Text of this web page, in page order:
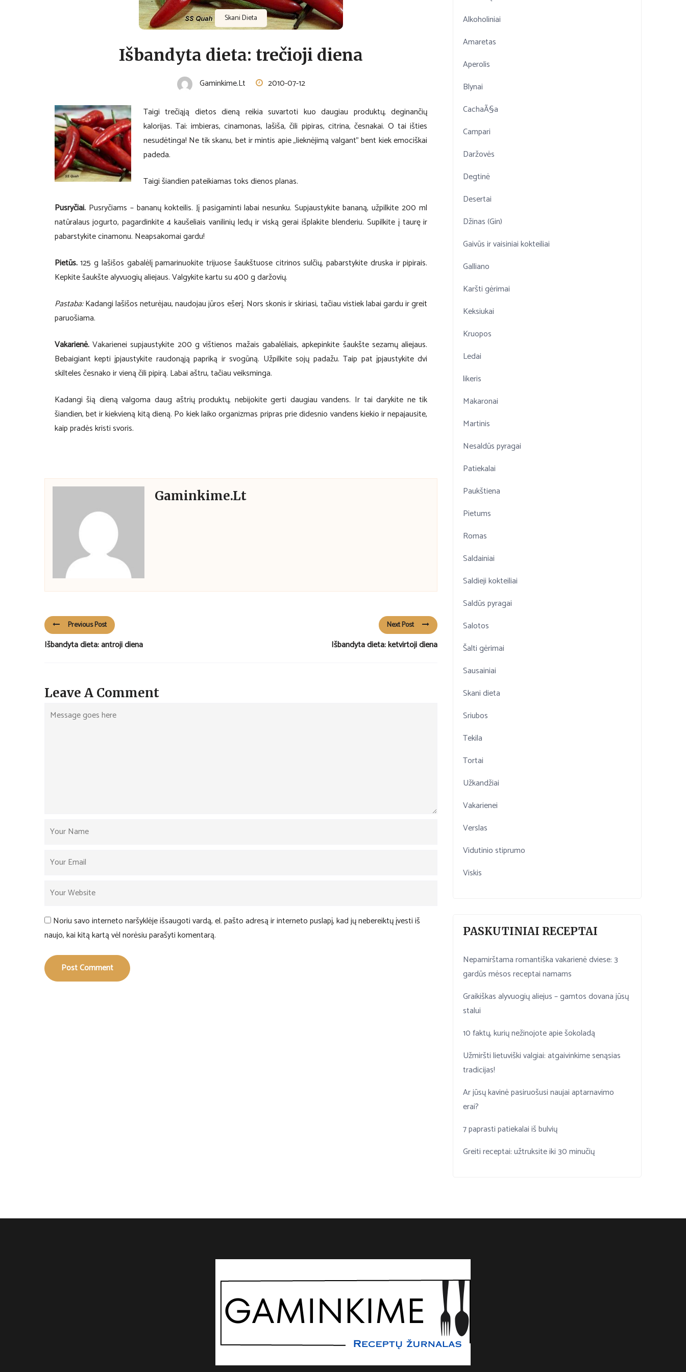
Skani Dieta
Išbandyta dieta: trečioji diena
Gaminkime.lt 2010-07-12
Taigi trečiąją dietos dieną reikia suvartoti kuo daugiau produktų, deginančių
kalorijas. Tai: imbieras, cinamonas, lašiša, čili pipiras, citrina, česnakai. O tai išties
nesudėtinga! Ne tik skanu, bet ir mintis apie „lieknėjimą valgant” bent kiek emociškai
padeda.
Taigi šiandien pateikiamas toks dienos planas.
Pusryčiai.Pusryčiams – bananų kokteilis. Jį pasigaminti labai nesunku. Supjaustykite bananą, užpilkite 200 ml
natūralaus jogurto, pagardinkite 4 kaušeliais vanilinių ledų ir viską gerai išplakite blenderiu. Supilkite į taurę ir
pabarstykite cinamonu. Neapsakomai gardu!
Pietūs.125 g lašišos gabalėlį pamarinuokite trijuose šaukštuose citrinos sulčių, pabarstykite druska ir pipirais.
Kepkite šaukšte alyvuogių aliejaus. Valgykite kartu su 400 g daržovių.
Pastaba:Kadangi lašišos neturėjau, naudojau jūros ešerį. Nors skonis ir skiriasi, tačiau vistiek labai gardu ir greit
paruošiama.
Vakarienė.Vakarienei supjaustykite 200 g vištienos mažais gabalėliais, apkepinkite šaukšte sezamų aliejaus.
Bebaigiant kepti įpjaustykite raudonąją papriką ir svogūną. Užpilkite sojų padažu. Taip pat įpjaustykite dvi
skilteles česnako ir vieną čili pipirą. Labai aštru, tačiau veiksminga.
Kadangi šią dieną valgoma daug aštrių produktų, nebijokite gerti daugiau vandens. Ir tai darykite ne tik
šiandien, bet ir kiekvieną kitą dieną. Po kiek laiko organizmas pripras prie didesnio vandens kiekio ir nepajausite,
kaip pradės kristi svoris.
Gaminkime.lt
Previous Post
Išbandyta dieta: antroji diena
Next Post
Išbandyta dieta: ketvirtoji diena
Leave A Comment
Noriu savo interneto naršyklėje išsaugoti vardą, el. pašto adresą ir interneto puslapį, kad jų nebereiktų įvesti iš
naujo, kai kitą kartą vėl norėsiu parašyti komentarą.
Post Comment
Alkoholiniai
Amaretas
Aperolis
Blynai
CachaÃ§a
Campari
Daržovės
Degtinė
Desertai
Džinas (Gin)
Gaivūs ir vaisiniai kokteiliai
Galliano
Karšti gėrimai
Keksiukai
Kruopos
Ledai
likeris
Makaronai
Martinis
Nesaldūs pyragai
Patiekalai
Paukštiena
Pietums
Romas
Saldainiai
Saldieji kokteiliai
Saldūs pyragai
Salotos
Šalti gėrimai
Sausainiai
Skani dieta
Sriubos
Tekila
Tortai
Užkandžiai
Vakarienei
Verslas
Vidutinio stiprumo
Viskis
PASKUTINIAI RECEPTAI
Nepamirštama romantiška vakarienė dviese: 3
gardūs mėsos receptai namams
Graikiškas alyvuogių aliejus – gamtos dovana jūsų
stalui
10 faktų, kurių nežinojote apie šokoladą
Užmiršti lietuviški valgiai: atgaivinkime senąsias
tradicijas!
Ar jūsų kavinė pasiruošusi naujai aptarnavimo
erai?
7 paprasti patiekalai iš bulvių
Greiti receptai: užtruksite iki 30 minučių